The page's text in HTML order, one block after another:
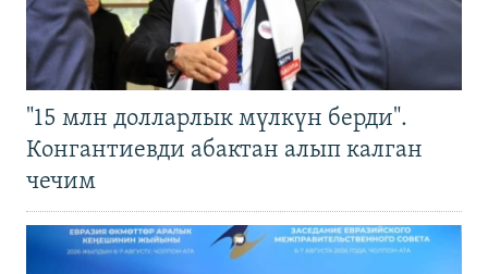
"15 млн долларлык мүлкүн берди".
Конгантиевди абактан алып калган
чечим